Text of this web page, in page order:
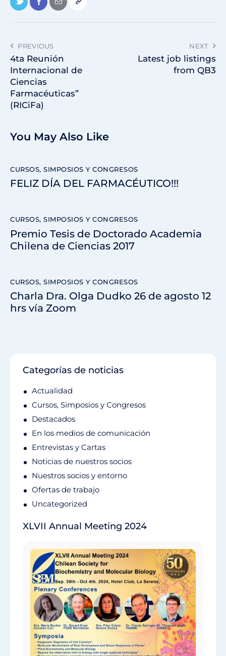
PREVIOUS
4ta Reunión
Internacional de
Ciencias
Farmacéuticas”
(RICiFa)
NEXT
Latest job listings
from QB3
You May Also Like
CURSOS, SIMPOSIOS Y CONGRESOS
FELIZ DÍA DEL FARMACÉUTICO!!!
CURSOS, SIMPOSIOS Y CONGRESOS
Premio Tesis de Doctorado Academia
Chilena de Ciencias 2017
CURSOS, SIMPOSIOS Y CONGRESOS
Charla Dra. Olga Dudko 26 de agosto 12
hrs vía Zoom
Categorías de noticias
Actualidad
Cursos, Simposios y Congresos
Destacados
En los medios de comunicación
Entrevistas y Cartas
Noticias de nuestros socios
Nuestros socios y entorno
Ofertas de trabajo
Uncategorized
XLVII Annual Meeting 2024